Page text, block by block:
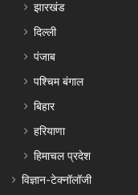
झारखंड
दिल्ली
पंजाब
पश्चिम बंगाल
बिहार
हरियाणा
हिमाचल प्रदेश
विज्ञान-टेक्नॉलॉजी